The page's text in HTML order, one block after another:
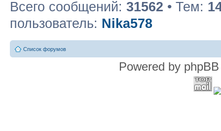
Всего сообщений: 31562 • Тем:
пользователь: Nika578
Список форумов
Powered by